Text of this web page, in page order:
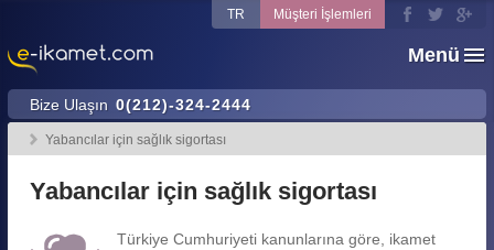
Menü
Bize Ulaşın 0(212)-324-2444
TR Müşteri İşlemleri
Yabancılar için sağlık sigortası
Yabancılar için sağlık sigortası
Türkiye Cumhuriyeti kanunlarına göre, ikamet